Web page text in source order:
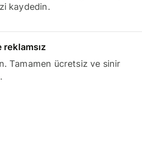
kaydedin.
Tamamen ücretsiz ve sinir